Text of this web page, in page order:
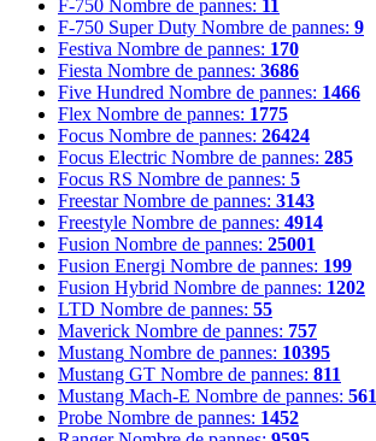
F-750 Nombre de pannes: 11
F-750 Super Duty Nombre de pannes: 9
Festiva Nombre de pannes: 170
Fiesta Nombre de pannes: 3686
Five Hundred Nombre de pannes: 1466
Flex Nombre de pannes: 1775
Focus Nombre de pannes: 26424
Focus Electric Nombre de pannes: 285
Focus RS Nombre de pannes: 5
Freestar Nombre de pannes: 3143
Freestyle Nombre de pannes: 4914
Fusion Nombre de pannes: 25001
Fusion Energi Nombre de pannes: 199
Fusion Hybrid Nombre de pannes: 1202
LTD Nombre de pannes: 55
Maverick Nombre de pannes: 757
Mustang Nombre de pannes: 10395
Mustang GT Nombre de pannes: 811
Mustang Mach-E Nombre de pannes: 561
Probe Nombre de pannes: 1452